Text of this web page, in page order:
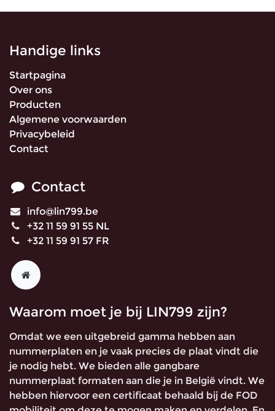
Handige links
Startpagina
Over ons
Producten
Algemene voorwaarden
Privacybeleid
Contact
Contact
info@lin799.be
+32 11 59 91 55 NL
+32 11 59 91 57 FR
Waarom moet je bij LIN799 zijn?
Omdat we een uitgebreid gamma hebben aan
nummerplaten en je vaak precies de plaat vindt die
je nodig hebt. We bieden alle gangbare
nummerplaat formaten aan die je in België vindt. We
hebben hiervoor een certificaat behaald bij de FOD